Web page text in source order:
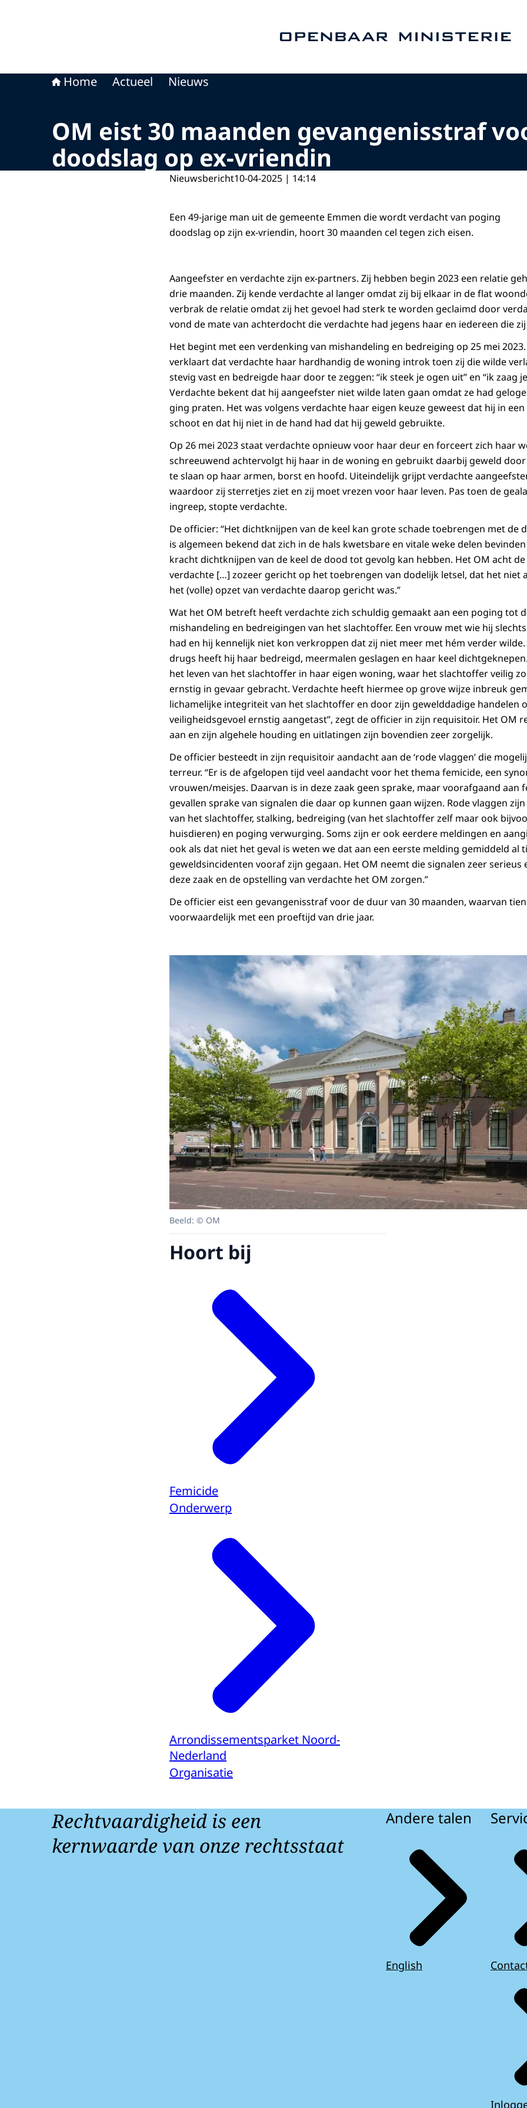
Home Actueel Nieuws
OM eist 30 maanden gevangenisstraf
doodslag op ex-vriendin
Nieuwsbericht10-04-2025 | 14:14
Een 49-jarige man uit de gemeente Emmen die wordt verdacht van poging
doodslag op zijn ex-vriendin, hoort 30 maanden cel tegen zich eisen.
Aangeefster en verdachte zijn ex-partners. Zij hebben begin 2023 een relatie
drie maanden. Zij kende verdachte al langer omdat zij bij elkaar in de flat
verbrak de relatie omdat zij het gevoel had sterk te worden geclaimd door
vond de mate van achterdocht die verdachte had jegens haar en iedereen die
Het begint met een verdenking van mishandeling en bedreiging op 25 mei
verklaart dat verdachte haar hardhandig de woning introk toen zij die wilde
stevig vast en bedreigde haar door te zeggen: “ik steek je ogen uit” en “ik zaag
Verdachte bekent dat hij aangeefster niet wilde laten gaan omdat ze had
ging praten. Het was volgens verdachte haar eigen keuze geweest dat hij in
schoot en dat hij niet in de hand had dat hij geweld gebruikte.
Op 26 mei 2023 staat verdachte opnieuw voor haar deur en forceert zich haar
schreeuwend achtervolgt hij haar in de woning en gebruikt daarbij geweld
te slaan op haar armen, borst en hoofd. Uiteindelijk grijpt verdachte
waardoor zij sterretjes ziet en zij moet vrezen voor haar leven. Pas toen de
ingreep, stopte verdachte.
De officier: “Het dichtknijpen van de keel kan grote schade toebrengen met de
is algemeen bekend dat zich in de hals kwetsbare en vitale weke delen
kracht dichtknijpen van de keel de dood tot gevolg kan hebben. Het OM acht
verdachte […] zozeer gericht op het toebrengen van dodelijk letsel, dat het niet
het (volle) opzet van verdachte daarop gericht was.”
Wat het OM betreft heeft verdachte zich schuldig gemaakt aan een poging tot
mishandeling en bedreigingen van het slachtoffer. Een vrouw met wie hij
had en hij kennelijk niet kon verkroppen dat zij niet meer met hém verder
drugs heeft hij haar bedreigd, meermalen geslagen en haar keel
het leven van het slachtoffer in haar eigen woning, waar het slachtoffer veilig
ernstig in gevaar gebracht. Verdachte heeft hiermee op grove wijze inbreuk
lichamelijke integriteit van het slachtoffer en door zijn gewelddadige handelen
veiligheidsgevoel ernstig aangetast”, zegt de officier in zijn requisitoir. Het OM
aan en zijn algehele houding en uitlatingen zijn bovendien zeer zorgelijk.
De officier besteedt in zijn requisitoir aandacht aan de ‘rode vlaggen’ die
terreur. “Er is de afgelopen tijd veel aandacht voor het thema femicide, een
vrouwen/meisjes. Daarvan is in deze zaak geen sprake, maar voorafgaand aan
gevallen sprake van signalen die daar op kunnen gaan wijzen. Rode vlaggen
van het slachtoffer, stalking, bedreiging (van het slachtoffer zelf maar ook
huisdieren) en poging verwurging. Soms zijn er ook eerdere meldingen en
ook als dat niet het geval is weten we dat aan een eerste melding gemiddeld al
geweldsincidenten vooraf zijn gegaan. Het OM neemt die signalen zeer serieus
deze zaak en de opstelling van verdachte het OM zorgen.”
De officier eist een gevangenisstraf voor de duur van 30 maanden, waarvan
voorwaardelijk met een proeftijd van drie jaar.
Beeld: © OM
Hoort bij
Femicide
Onderwerp
Arrondissementsparket Noord-
Nederland
Organisatie
Rechtvaardigheid is een
kernwaarde van onze rechtsstaat
Andere talen
English